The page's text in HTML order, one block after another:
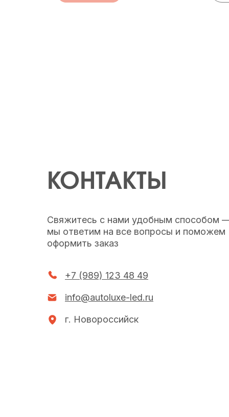
КОНТАКТЫ
Свяжитесь с нами удобным способом
мы ответим на все вопросы и поможем
оформить заказ
+7 (989) 123 48 49
info@autoluxe-led.ru
г. Новороссийск